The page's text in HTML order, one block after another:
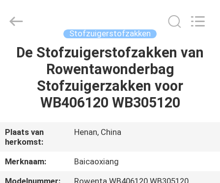
HUIS
PRODUCTEN
ONS
FABRIEKSREIS
Developed
Stofzuigerstofzakken
De Stofzuigerstofzakken van
Rowentawonderbag
Stofzuigerzakken voor
WB406120 WB305120
Plaats van
herkomst:
Henan, China
Merknaam:
Baicaoxiang